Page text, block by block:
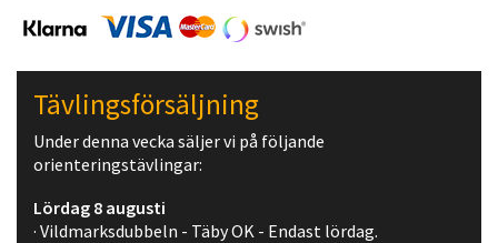
Tävlingsförsäljning
Under denna vecka säljer vi på följande
orienteringstävlingar:
Lördag 8 augusti
· Vildmarksdubbeln - Täby OK - Endast lördag.